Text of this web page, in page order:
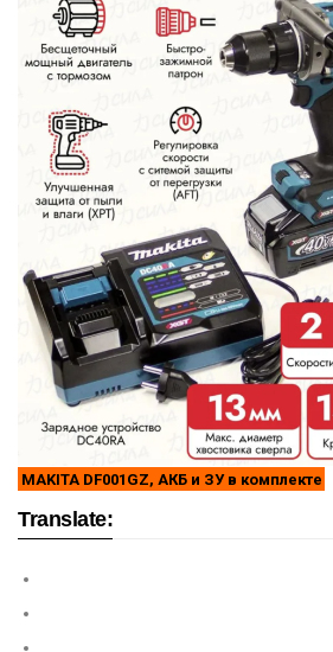
MAKITA DF001GZ, АКБ и ЗУ в комплекте
Translate: